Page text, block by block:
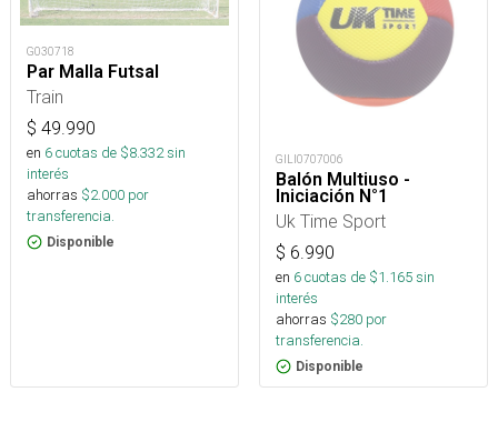
G030718
Par Malla Futsal
Train
$ 49.990
en 6cuotas de $8.332sin
interés
ahorras $2.000 por
transferencia.
Disponible
GILI0707006
Balón Multiuso -
Iniciación N°1
Uk Time Sport
$ 6.990
en 6cuotas de $1.165sin
interés
ahorras $280 por
transferencia.
Disponible